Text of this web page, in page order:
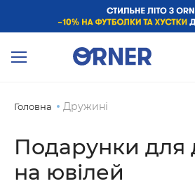
Головна Дружині
Подарунки для
на ювілей